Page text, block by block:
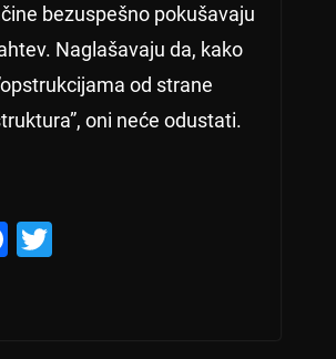
bezuspešno pokušavaju
Naglašavaju da, kako
od strane
oni neće odustati.
F